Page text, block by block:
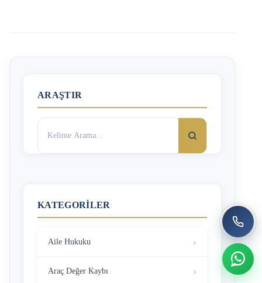
ARAŞTIR
Arama:
KATEGORILER
Aile Hukuku
Araç Değer Kaybı